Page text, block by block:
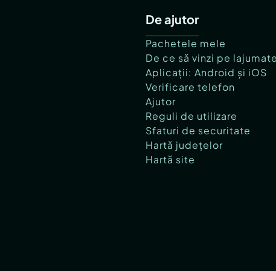
De ajutor
Pachetele mele
De ce să vinzi pe
Aplicații: Android și iOS
Verificare telefon
Ajutor
Reguli de utilizare
Sfaturi de securitate
Hartă județelor
Hartă site